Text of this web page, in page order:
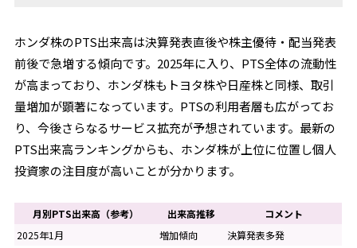
ホンダ株のPTS出来高は決算発表直後や株主優待・配当発表
前後で急増する傾向です。2025年に入り、PTS全体の流動性
が高まっており、ホンダ株もトヨタ株や日産株と同様、取引
量増加が顕著になっています。PTSの利用者層も広がってお
り、今後さらなるサービス拡充が予想されています。最新の
PTS出来高ランキングからも、ホンダ株が上位に位置し個人
投資家の注目度が高いことが分かります。
月別PTS出来高（参考） 出来高推移
コメント
2025年1月
増加傾向
決算発表多発